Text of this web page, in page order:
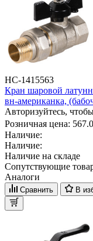
НС-1415563
Кран шаровой
вн-американка,
Авторизуйтесь,
Розничная цена:
Наличие:
Наличие:
Наличие на складе
Сопутствующие
Аналоги
Сравнить В